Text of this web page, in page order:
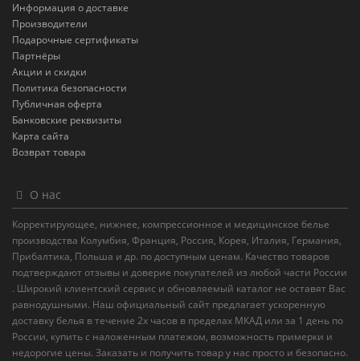
Информация о доставке
Производители
Подарочные сертификаты
Партнёры
Акции и скидки
Политика безопасности
Публичная оферта
Банковские реквизиты
Карта сайта
Возврат товара
О нас
Корректирующее, нижнее, компрессионное и медицинское белье
производства Колумбия, Франция, Россия, Корея, Италия, Германия,
Прибалтика, Польша и др. по доступным ценам. Качество товаров
подтверждают отзывы и доверие покупателей из любой части России
. Широкий клиентский сервис и обновляемый каталог не оставят Вас
равнодушными. Наш официальный сайт предлагает ускоренную
доставку белья в течение 2х часов в пределах МКАД или за 1 день по
России, купить с наложенным платежом, возможность примерки и
недорогие цены. Заказать и получить товар у нас просто и безопасно.